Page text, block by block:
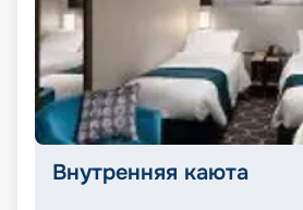
Внутренняя каюта